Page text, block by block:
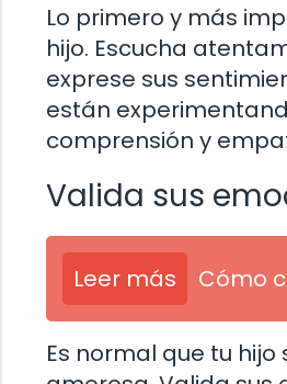
Lo primero y más
hijo. Escucha
exprese sus
están
comprensión y
Valida sus
Leer más Cómo
Es normal que tu